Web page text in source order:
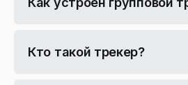
Кто такой трекер?